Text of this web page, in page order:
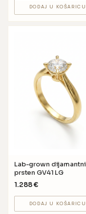
DODAJ U KOŠARICU
Lab-grown dijamantni
prsten GV41 LG
1.288€
DODAJ U KOŠARICU